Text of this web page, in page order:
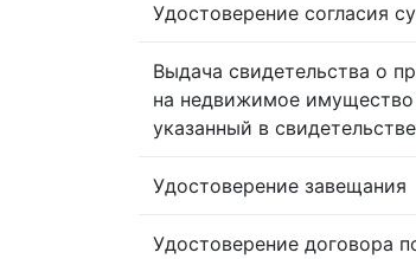
Удостоверение согласия
Выдача свидетельства о
на недвижимое имущество
указанный в
Удостоверение завещания
Удостоверение договора